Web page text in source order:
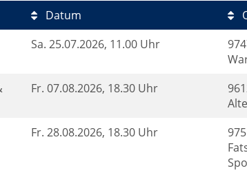
Datum
Sa. 25.07.2026, 11.00 Uhr
Fr. 07.08.2026, 18.30 Uhr
Fr. 28.08.2026, 18.30 Uhr